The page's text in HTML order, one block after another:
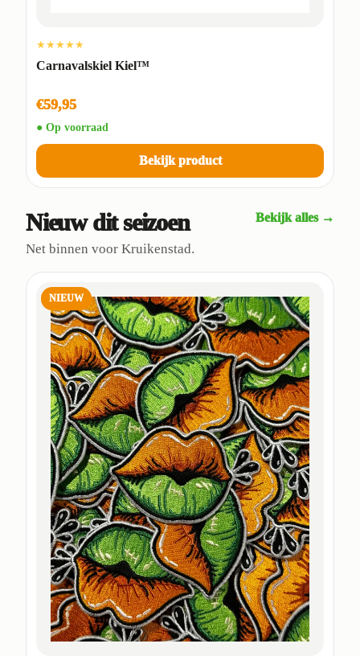
★★★★★
Carnavalskiel Kiel™
€59,95
● Op voorraad
Bekijk product
Nieuw dit seizoen
Net binnen voor Kruikenstad.
Bekijk alles →
NIEUW